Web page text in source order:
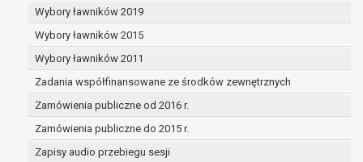
Wybory ławników 2019
Wybory ławników 2015
Wybory ławników 2011
Zadania współfinansowane ze środków zewnętrznych
Zamówienia publiczne od 2016 r.
Zamówienia publiczne do 2015 r.
Zapisy audio przebiegu sesji